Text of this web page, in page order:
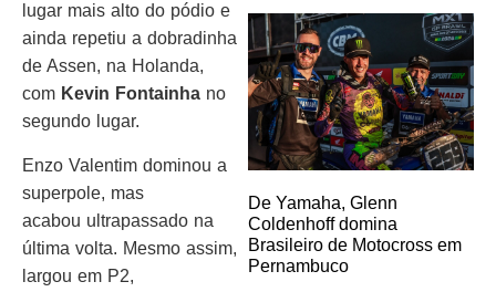
lugar mais alto do pódio e
ainda repetiu a dobradinha
de Assen, na Holanda,
com Kevin Fontainha no
segundo lugar.
Enzo Valentim dominou a
superpole, mas
acabou ultrapassado na
última volta. Mesmo assim,
largou em P2,
De Yamaha, Glenn
Coldenhoff domina
Brasileiro de Motocross em
Pernambuco